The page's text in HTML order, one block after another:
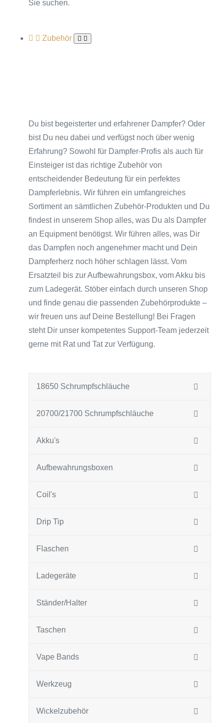
Sie suchen.
Zubehör
Du bist begeisterter und erfahrener Dampfer? Oder
bist Du neu dabei und verfügst noch über wenig
Erfahrung? Sowohl für Dampfer-Profis als auch für
Einsteiger ist das richtige Zubehör von
entscheidender Bedeutung für ein perfektes
Dampferlebnis. Wir führen ein umfangreiches
Sortiment an sämtlichen Zubehör-Produkten und Du
findest in unserem Shop alles, was Du als Dampfer
an Equipment benötigst. Wir führen alles, was Dir
das Dampfen noch angenehmer macht und Dein
Dampferherz noch höher schlagen lässt. Vom
Ersatzteil bis zur Aufbewahrungsbox, vom Akku bis
zum Ladegerät. Stöber einfach durch unseren Shop
und finde genau die passenden Zubehörprodukte –
wir freuen uns auf Deine Bestellung! Bei Fragen
steht Dir unser kompetentes Support-Team jederzeit
gerne mit Rat und Tat zur Verfügung.
18650 Schrumpfschläuche
20700/21700 Schrumpfschläuche
Akku's
Aufbewahrungsboxen
Coil's
Drip Tip
Flaschen
Ladegeräte
Ständer/Halter
Taschen
Vape Bands
Werkzeug
Wickelzubehör